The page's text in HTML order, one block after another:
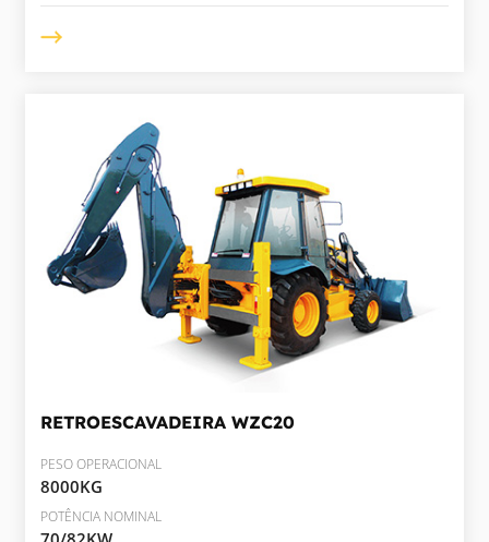
RETROESCAVADEIRAWZC20
PESO OPERACIONAL
8000KG
POTÊNCIA NOMINAL